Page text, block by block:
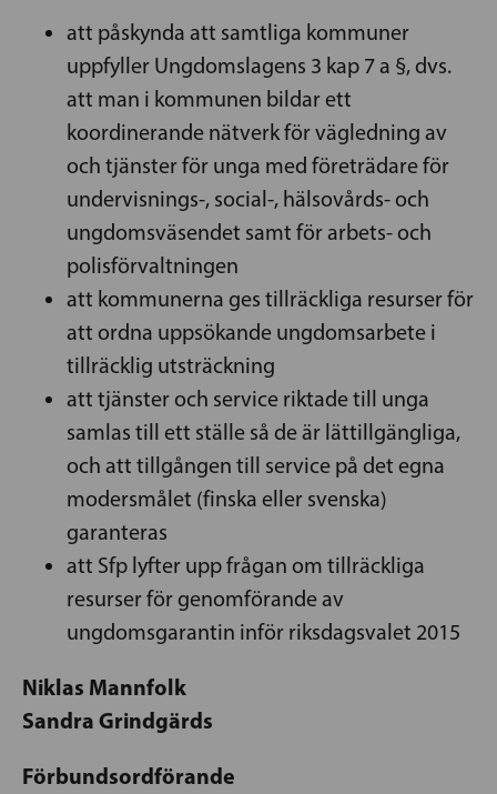
att påskynda att samtliga kommuner
uppfyller Ungdomslagens 3 kap 7 a §, dvs.
att man i kommunen bildar ett
koordinerande nätverk för vägledning av
och tjänster för unga med företrädare för
undervisnings-, social-, hälsovårds- och
ungdomsväsendet samt för arbets- och
polisförvaltningen
att kommunerna ges tillräckliga resurser för
att ordna uppsökande ungdomsarbete i
tillräcklig utsträckning
att tjänster och service riktade till unga
samlas till ett ställe så de är lättillgängliga,
och att tillgången till service på det egna
modersmålet (finska eller svenska)
garanteras
att Sfp lyfter upp frågan om tillräckliga
resurser för genomförande av
ungdomsgarantin inför riksdagsvalet 2015
Niklas Mannfolk
Sandra Grindgärds
Förbundsordförande